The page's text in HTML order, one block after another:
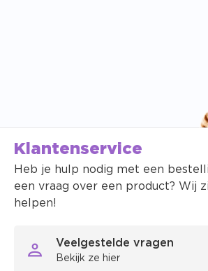
Klantenservice
Heb je hulp nodig met een
een vraag over een product? Wij
helpen!
Veelgestelde vragen
Bekijk ze hier